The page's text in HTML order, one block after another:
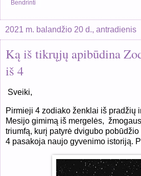
Bendrinti
2021 m. balandžio 20 d., antradienis
Ką iš tikrųjų apibūdina
iš 4
Sveiki,
Pirmieji 4 zodiako ženklai iš pradžių
Mesijo gimimą iš mergelės,
triumfą, kurį patyrė dvigubo
4 pasakoja naujo gyvenimo istoriją.